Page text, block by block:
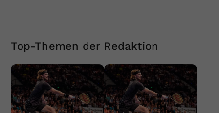
Top-Themen der Redaktion